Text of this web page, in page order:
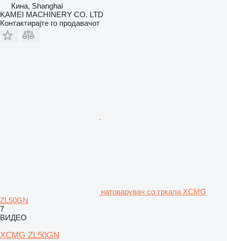
Кина, Shanghai
KAMEI MACHINERY CO. LTD
Контактирајте го продавачот
натоварувач со тркала XCMG
ZL50GN
7
ВИДЕО
XCMG ZL50GN